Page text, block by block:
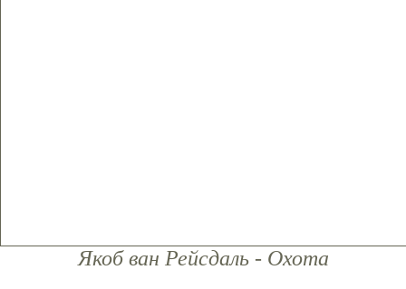
Якоб ван Рейсдаль - Охота